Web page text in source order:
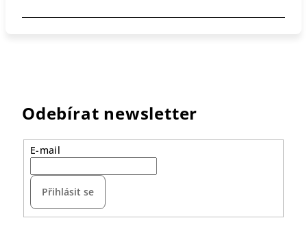
Odebírat newsletter
E-mail
Přihlásit se